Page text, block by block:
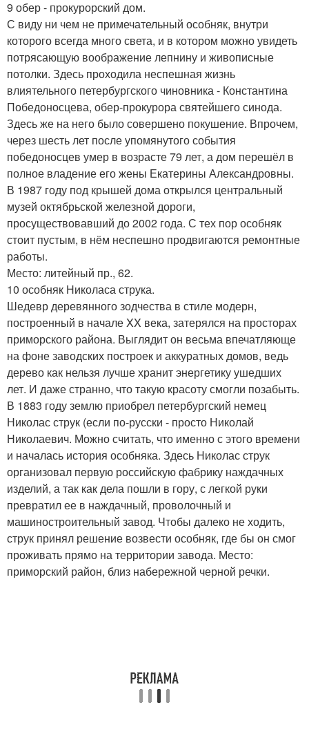
9 обер - прокурорский дом.
С виду ни чем не примечательный особняк, внутри
которого всегда много света, и в котором можно увидеть
потрясающую воображение лепнину и живописные
потолки. Здесь проходила неспешная жизнь
влиятельного петербургского чиновника - Константина
Победоносцева, обер-прокурора святейшего синода.
Здесь же на него было совершено покушение. Впрочем,
через шесть лет после упомянутого события
победоносцев умер в возрасте 79 лет, а дом перешёл в
полное владение его жены Екатерины Александровны.
В 1987 году под крышей дома открылся центральный
музей октябрьской железной дороги,
просуществовавший до 2002 года. С тех пор особняк
стоит пустым, в нём неспешно продвигаются ремонтные
работы.
Место: литейный пр., 62.
10 особняк Николаса струка.
Шедевр деревянного зодчества в стиле модерн,
построенный в начале XX века, затерялся на просторах
приморского района. Выглядит он весьма впечатляюще
на фоне заводских построек и аккуратных домов, ведь
дерево как нельзя лучше хранит энергетику ушедших
лет. И даже странно, что такую красоту смогли позабыть.
В 1883 году землю приобрел петербургский немец
Николас струк (если по-русски - просто Николай
Николаевич. Можно считать, что именно с этого времени
и началась история особняка. Здесь Николас струк
организовал первую российскую фабрику наждачных
изделий, а так как дела пошли в гору, с легкой руки
превратил ее в наждачный, проволочный и
машиностроительный завод. Чтобы далеко не ходить,
струк принял решение возвести особняк, где бы он смог
проживать прямо на территории завода. Место:
приморский район, близ набережной черной речки.